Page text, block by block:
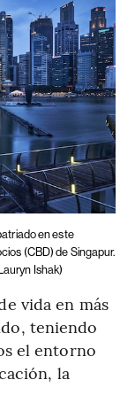
en este
(CBD) de Singapur.
Ishak)
vida en más
teniendo
el entorno
la